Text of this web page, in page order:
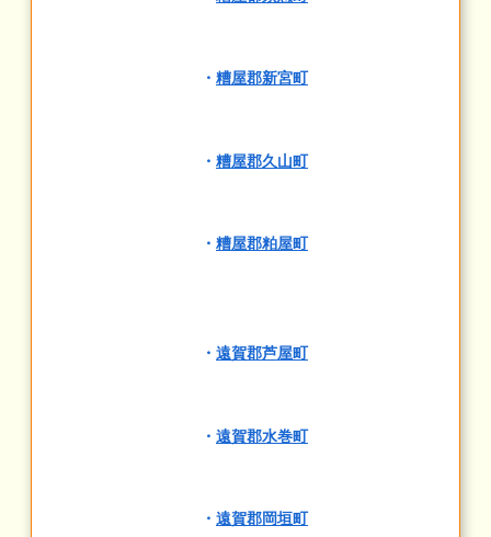
・ 糟屋郡新宮町
・ 糟屋郡久山町
・ 糟屋郡粕屋町
・ 遠賀郡芦屋町
・ 遠賀郡水巻町
・ 遠賀郡岡垣町